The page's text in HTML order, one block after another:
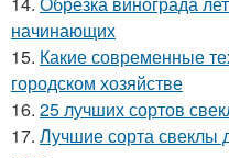
начинающих
15. Какие современные
городском хозяйстве
16. 25 лучших сортов
17. Лучшие сорта свеклы